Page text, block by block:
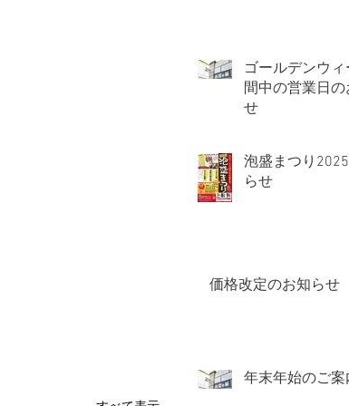
ゴールデンウィ
間中の営業日の
せ
泡盛まつり2025
らせ
価格改定のお知らせ
年末年始のご案